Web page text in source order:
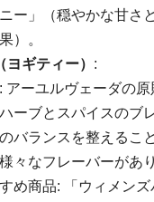
ー」（穏やかな甘さ
）。
ギティー） :
アーユルヴェーダの
ーブとスパイスのブ
バランスを整えるこ
々なフレーバーがあ
め商品: 「ウィメンズ